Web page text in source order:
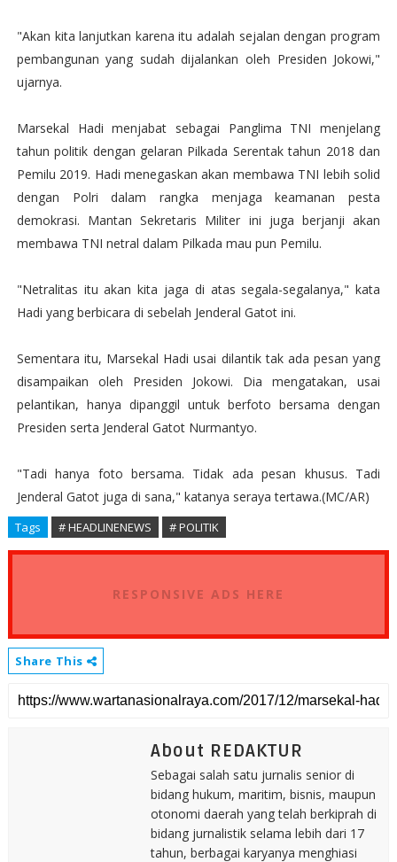
"Akan kita lanjutkan karena itu adalah sejalan dengan program
pembangunan yang sudah dijalankan oleh Presiden Jokowi,"
ujarnya.
Marsekal Hadi menjabat sebagai Panglima TNI menjelang
tahun politik dengan gelaran Pilkada Serentak tahun 2018 dan
Pemilu 2019. Hadi menegaskan akan membawa TNI lebih solid
dengan Polri dalam rangka menjaga keamanan pesta
demokrasi. Mantan Sekretaris Militer ini juga berjanji akan
membawa TNI netral dalam Pilkada mau pun Pemilu.
"Netralitas itu akan kita jaga di atas segala-segalanya," kata
Hadi yang berbicara di sebelah Jenderal Gatot ini.
Sementara itu, Marsekal Hadi usai dilantik tak ada pesan yang
disampaikan oleh Presiden Jokowi. Dia mengatakan, usai
pelantikan, hanya dipanggil untuk berfoto bersama dengan
Presiden serta Jenderal Gatot Nurmantyo.
"Tadi hanya foto bersama. Tidak ada pesan khusus. Tadi
Jenderal Gatot juga di sana," katanya seraya tertawa.(MC/AR)
Tags # HEADLINENEWS # POLITIK
RESPONSIVE ADS HERE
Share This
About REDAKTUR
Sebagai salah satu jurnalis senior di
bidang hukum, maritim, bisnis, maupun
otonomi daerah yang telah berkiprah di
bidang jurnalistik selama lebih dari 17
tahun, berbagai karyanya menghiasi